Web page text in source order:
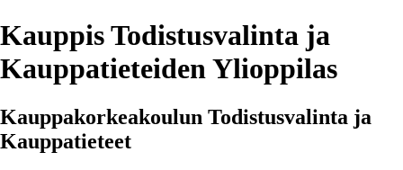
Kauppis Todistusvalinta ja
Kauppatieteiden Ylioppilas
Kauppakorkeakoulun Todistusvalinta ja
Kauppatieteet